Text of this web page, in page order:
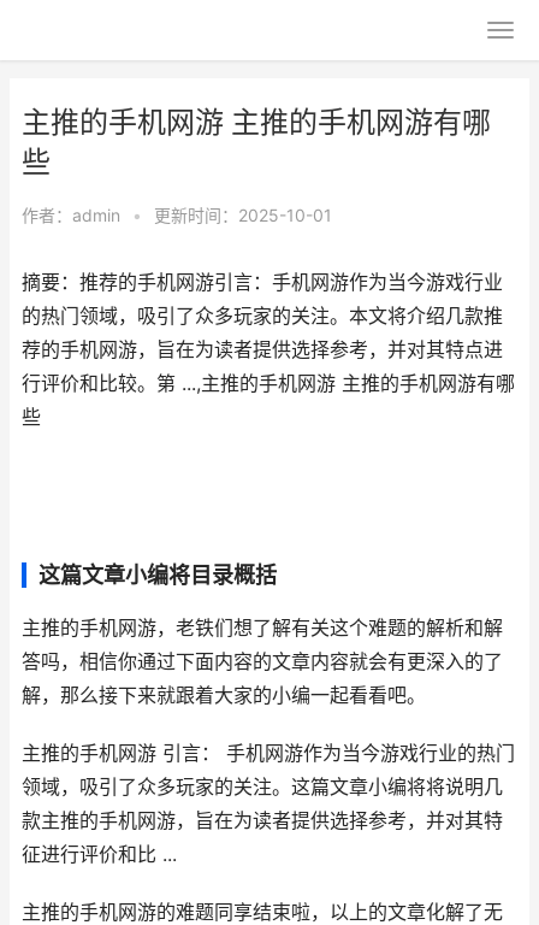
主推的手机网游 主推的手机网游有哪
些
作者： admin • 更新时间：2025-10-01
摘要：推荐的手机网游引言：手机网游作为当今游戏行业
的热门领域，吸引了众多玩家的关注。本文将介绍几款推
荐的手机网游，旨在为读者提供选择参考，并对其特点进
行评价和比较。第 ...,主推的手机网游 主推的手机网游有哪
些
这篇文章小编将目录概括
主推的手机网游，老铁们想了解有关这个难题的解析和解
答吗，相信你通过下面内容的文章内容就会有更深入的了
解，那么接下来就跟着大家的小编一起看看吧。
主推的手机网游 引言： 手机网游作为当今游戏行业的热门
领域，吸引了众多玩家的关注。这篇文章小编将将说明几
款主推的手机网游，旨在为读者提供选择参考，并对其特
征进行评价和比 ...
主推的手机网游的难题同享结束啦，以上的文章化解了无